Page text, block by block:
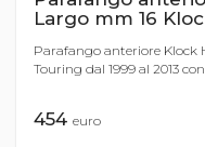
Largo mm 16
Parafango anteriore Klock
Touring dal 1999 al 2013 con
454 euro